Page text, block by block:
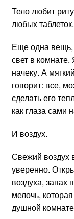
Тело любит
любых таблеток.
Еще одна вещь,
свет в
начеку. А
говорит: все,
сделать его
как глаза сами
И воздух.
Свежий воздух
уверенно.
воздуха, запах
мелочь,
душной